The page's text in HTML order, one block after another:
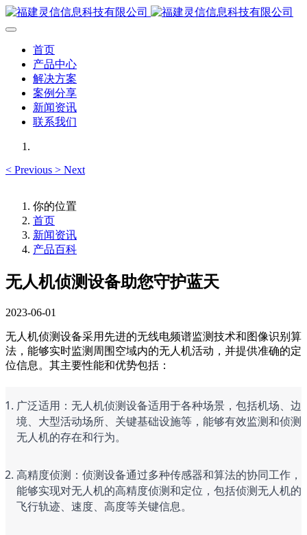
首页
产品中心
解决方案
案例分享
新闻资讯
联系我们
< Previous > Next
你的位置
首页
新闻资讯
产品百科
无人机侦测设备助您守护蓝天
2023-06-01
无人机侦测设备采用先进的无线电频谱监测技术和图像识别算
法，能够实时监测周围空域内的无人机活动，并提供准确的定
位信息。其主要性能和优势包括：
广泛适用：无人机侦测设备适用于各种场景，包括机场、边
境、大型活动场所、关键基础设施等，能够有效监测和侦测
无人机的存在和行为。
高精度侦测：侦测设备通过多种传感器和算法的协同工作，
能够实现对无人机的高精度侦测和定位，包括侦测无人机的
飞行轨迹、速度、高度等关键信息。